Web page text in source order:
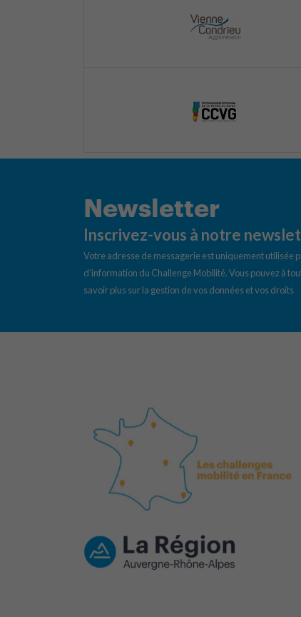
Newsletter
Inscrivez-vous à notre
Votre adresse de messagerie est uniquement utilisée
d’information du Challenge Mobilité. Vous pouvez à
savoir plus sur la gestion de vos données et vos droits